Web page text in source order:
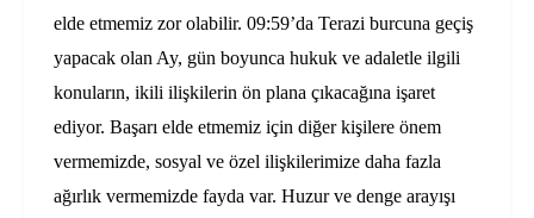
elde etmemiz zor olabilir. 09:59’da Terazi burcuna geçiş
yapacak olan Ay, gün boyunca hukuk ve adaletle ilgili
konuların, ikili ilişkilerin ön plana çıkacağına işaret
ediyor. Başarı elde etmemiz için diğer kişilere önem
vermemizde, sosyal ve özel ilişkilerimize daha fazla
ağırlık vermemizde fayda var. Huzur ve denge arayışı